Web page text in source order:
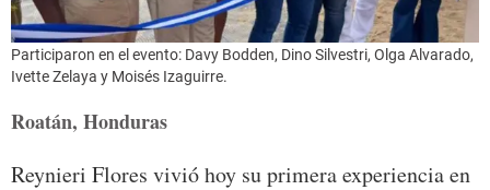
Participaron en el evento: Davy Bodden, Dino Silvestri, Olga Alvarado,
Ivette Zelaya y Moisés Izaguirre.
Roatán, Honduras
Reynieri Flores vivió hoy su primera experiencia en